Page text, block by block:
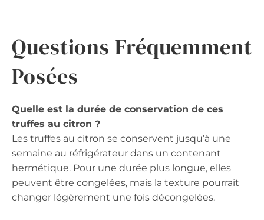
Questions Fréquemment
Posées
Quelle est la durée de conservation de ces
truffes au citron ?
Les truffes au citron se conservent jusqu’à une
semaine au réfrigérateur dans un contenant
hermétique. Pour une durée plus longue, elles
peuvent être congelées, mais la texture pourrait
changer légèrement une fois décongelées.